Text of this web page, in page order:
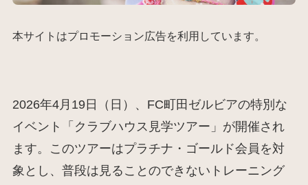
本サイトはプロモーション広告を利用しています。
2026年4月19日（日）、FC町田ゼルビアの特別な
イベント「クラブハウス見学ツアー」が開催され
ます。このツアーはプラチナ・ゴールド会員を対
象とし、普段は見ることのできないトレーニング